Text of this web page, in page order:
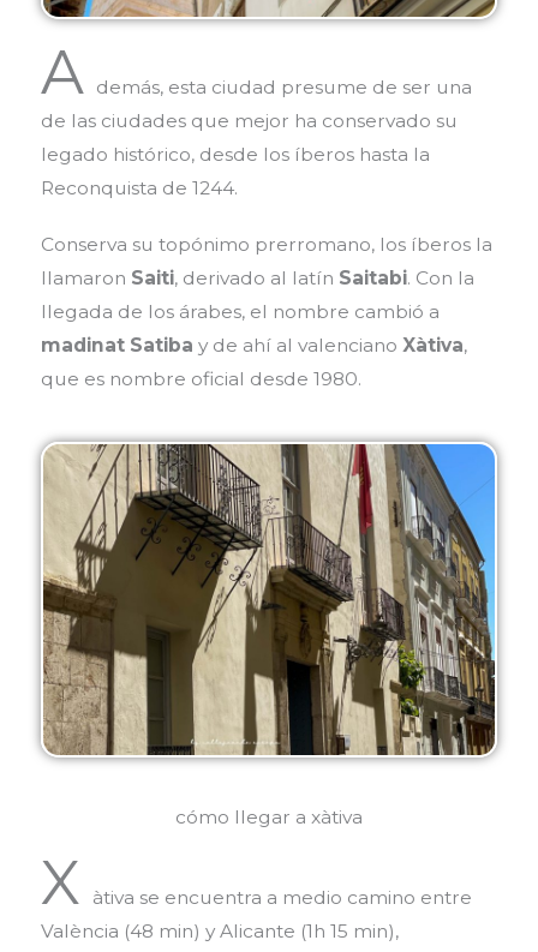
A demás, esta ciudad presume de ser una
de las ciudades que mejor ha conservado su
legado histórico, desde los íberos hasta la
Reconquista de 1244.
Conserva su topónimo prerromano, los íberos la
llamaron Saiti, derivado al latín Saitabi. Con la
llegada de los árabes, el nombre cambió a
madinat Satiba y de ahí al valenciano Xàtiva,
que es nombre oficial desde 1980.
cómo llegar a xàtiva
X
àtiva se encuentra a medio camino entre
València (48 min) y Alicante (1h 15 min),